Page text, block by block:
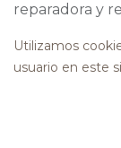
reparadora y
Oil. El
suave y sano,
Utilizamos
usuario en este